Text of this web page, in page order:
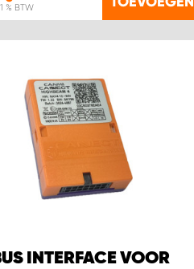
% BTW
INTERFACE VOOR